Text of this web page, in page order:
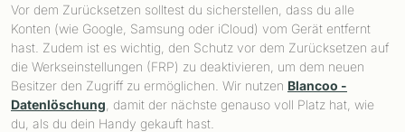
Vor dem Zurücksetzen solltest du sicherstellen, dass du alle
Konten (wie Google, Samsung oder iCloud) vom Gerät entfernt
hast. Zudem ist es wichtig, den Schutz vor dem Zurücksetzen auf
die Werkseinstellungen (FRP) zu deaktivieren, um dem neuen
Besitzer den Zugriff zu ermöglichen. Wir nutzen Blancoo -
Datenlöschung , damit der nächste genauso voll Platz hat, wie
du, als du dein Handy gekauft hast.